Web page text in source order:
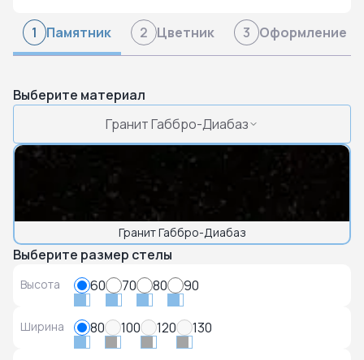
1 Памятник 2 Цветник 3 Оформление
Выберите материал
Гранит Габбро-Диабаз
Гранит Габбро-Диабаз
Выберите размер стелы
Высота 60 70 80 90
Ширина 80 100 120 130